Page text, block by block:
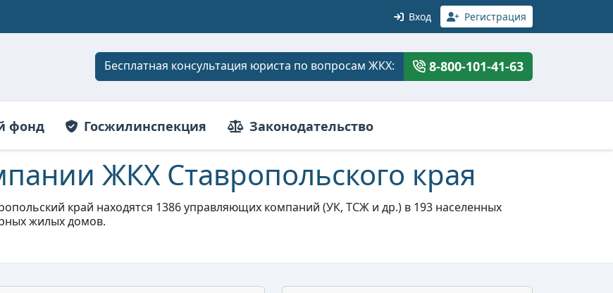
Вход Регистрация
Бесплатная консультация юриста по вопросам ЖКХ: 8-800-101-41-63
фонд Госжилинспекция Законодательство
ЖКХ Ставропольского края
край находятся 1386 управляющих компаний (УК, ТСЖ и др.) в 193 населенных
жилых домов.